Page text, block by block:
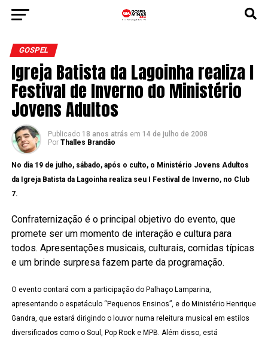
GOSPEL
Igreja Batista da Lagoinha realiza I
Festival de Inverno do Ministério
Jovens Adultos
Publicado 18 anos atrás em 14 de julho de 2008
Por Thalles Brandão
No dia 19 de julho, sábado, após o culto, o Ministério Jovens Adultos
da Igreja Batista da Lagoinha realiza seu I Festival de Inverno, no Club
7.
Confraternização é o principal objetivo do evento, que
promete ser um momento de interação e cultura para
todos. Apresentações musicais, culturais, comidas típicas
e um brinde surpresa fazem parte da programação.
O evento contará com a participação do Palhaço Lamparina,
apresentando o espetáculo “Pequenos Ensinos”, e do Ministério Henrique
Gandra, que estará dirigindo o louvor numa releitura musical em estilos
diversificados como o Soul, Pop Rock e MPB. Além disso, está